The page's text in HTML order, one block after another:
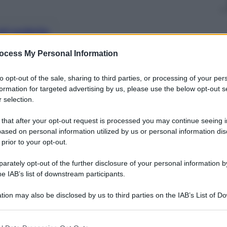
My Personal Information
opt-out of the sale, sharing to third parties, or processing of your
for targeted advertising by us, please use the below opt-out
selection.
that after your opt-out request is processed you may continue seeing
on personal information utilized by us or personal information
to your opt-out.
opt-out of the further disclosure of your personal information
IAB’s list of downstream participants.
may also be disclosed by us to third parties on the IAB’s List of
preferite
rivoluzione che renderà più equo e